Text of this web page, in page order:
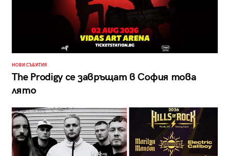
НОВИ СЪБИТИЯ
The Prodigy се завръщат в София това
лято